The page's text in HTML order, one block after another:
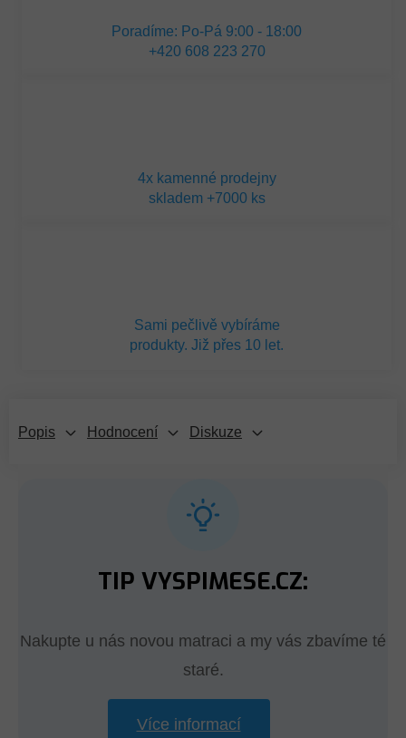
Poradíme: Po-Pá 9:00 - 18:00
+420 608 223 270
4x kamenné prodejny
skladem +7000 ks
Sami pečlivě vybíráme
produkty. Již přes 10 let.
Popis Hodnocení Diskuze
TIP VYSPIMESE.CZ:
Nakupte u nás novou matraci a my vás zbavíme té
staré.
Více informací